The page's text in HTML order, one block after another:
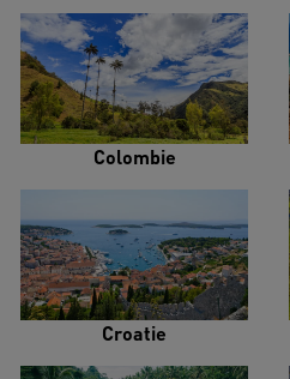
Colombie
Croatie